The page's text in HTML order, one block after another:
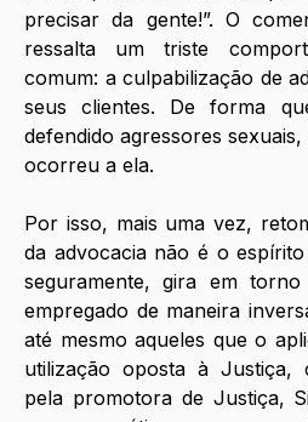
precisar da gente!”. O
ressalta um triste
comum: a culpabilização de
seus clientes. De forma
defendido agressores
ocorreu a ela.
Por isso, mais uma vez,
da advocacia não é o
seguramente, gira em
empregado de maneira
até mesmo aqueles que o
utilização oposta à Justiça,
pela promotora de Justiça,